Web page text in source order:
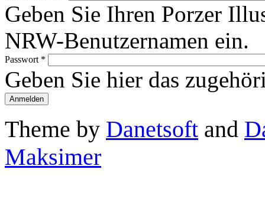
Geben Sie Ihren Porzer
NRW-Benutzernamen ein.
Passwort *
Geben Sie hier das
Theme by Danetsoft and
Maksimer